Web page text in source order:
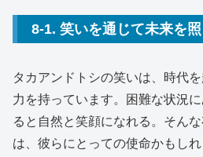
8-1. 笑いを通じて未来を
タカアンドトシの笑いは、時代
力を持っています。困難な状況
ると自然と笑顔になれる。そん
は、彼らにとっての使命かもし